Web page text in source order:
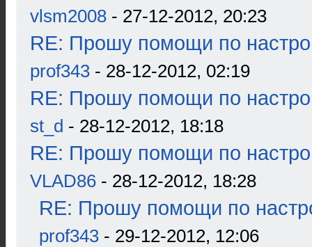
vlsm2008 - 27-12-2012, 20:23
RE: Прошу помощи по
prof343 - 28-12-2012, 02:19
RE: Прошу помощи по
st_d - 28-12-2012, 18:18
RE: Прошу помощи по
VLAD86 - 28-12-2012, 18:28
RE: Прошу помощи по
prof343 - 29-12-2012, 12:06